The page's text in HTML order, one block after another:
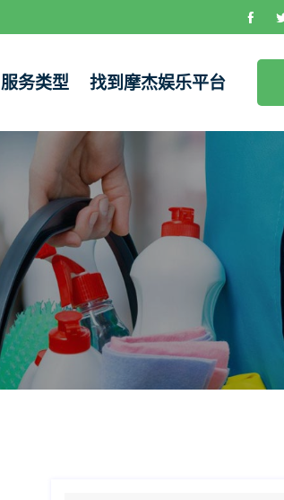
服务类型 找到摩杰娱乐平台